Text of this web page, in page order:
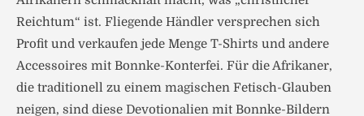
Reichtum“ ist. Fliegende Händler versprechen sich
Profit und verkaufen jede Menge T-Shirts und andere
Accessoires mit Bonnke-Konterfei. Für die Afrikaner,
die traditionell zu einem magischen Fetisch-Glauben
neigen, sind diese Devotionalien mit Bonnke-Bildern